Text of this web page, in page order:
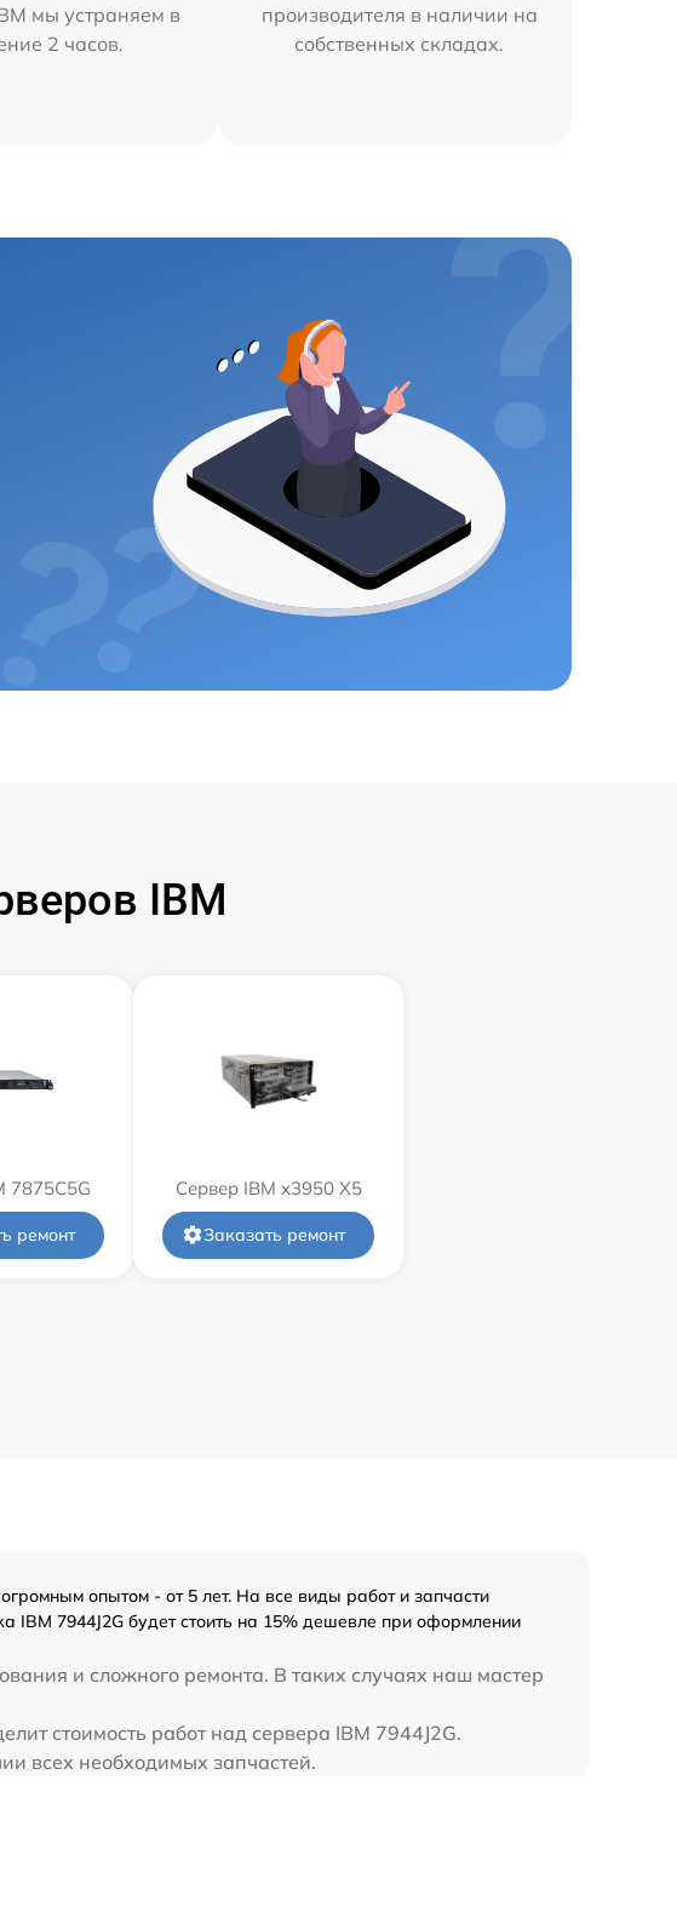
мы устраняем в
2 часов.
производителя в наличии на
собственных складах.
IBM
7875C5G
ремонт
Сервер IBM x3950 X5
Заказать ремонт
опытом - от 5 лет. На все виды работ и запчасти
IBM 7944J2G будет стоить на 15% дешевле при оформлении
и сложного ремонта. В таких случаях наш мастер
стоимость работ над сервера IBM 7944J2G.
всех необходимых запчастей.